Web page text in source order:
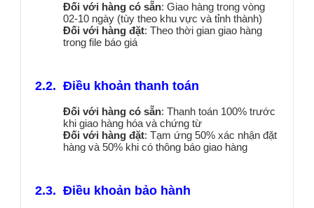
Đối với hàng có sẵn: Giao hàng trong vòng
02-10 ngày (tùy theo khu vực và tỉnh thành)
Đối với hàng đặt: Theo thời gian giao hàng
trong file báo giá
2.2. Điều khoản thanh toán
Đối với hàng có sẵn: Thanh toán 100% trước
khi giao hàng hóa và chứng từ
Đối với hàng đặt: Tạm ứng 50% xác nhận đặt
hàng và 50% khi có thông báo giao hàng
2.3. Điều khoản bảo hành